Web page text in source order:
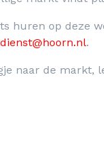
huren op deze
.
naar de markt,